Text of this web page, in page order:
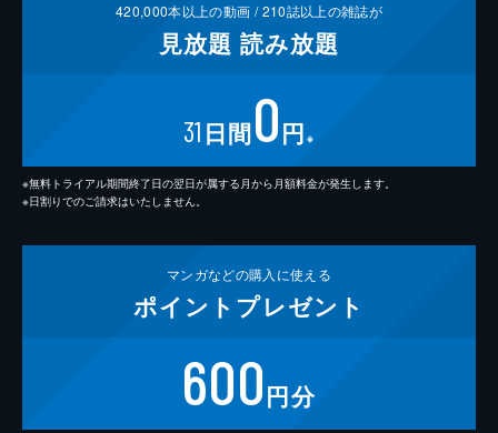
420,000本以上の動画 /210誌以上の雑誌が
見放題 読み放題
31 日間0円 ※
※無料トライアル期間終了日の翌日が属する月から月額料金が発生します。
※日割りでのご請求はいたしません。
マンガなどの購入に使える
ポイント プレゼント
600円分